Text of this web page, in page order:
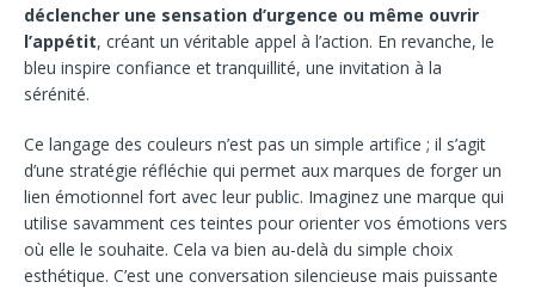
déclencher une sensation d’urgence ou même ouvrir
l’appétit, créant un véritable appel à l’action. En revanche, le
bleu inspire confiance et tranquillité, une invitation à la
sérénité.
Ce langage des couleurs n’est pas un simple artifice ; il s’agit
d’une stratégie réfléchie qui permet aux marques de forger un
lien émotionnel fort avec leur public. Imaginez une marque qui
utilise savamment ces teintes pour orienter vos émotions vers
où elle le souhaite. Cela va bien au-delà du simple choix
esthétique. C’est une conversation silencieuse mais puissante